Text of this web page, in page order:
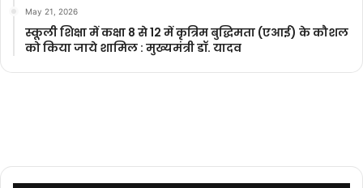
May 21, 2026
स्कूली शिक्षा में कक्षा 8 से 12 में कृ‍त्रिम बुद्धिमता (एआई) के कौशल
को किया जाये शामिल : मुख्यमंत्री डॉ. यादव